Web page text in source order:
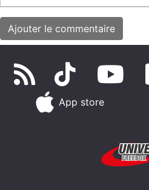
App store